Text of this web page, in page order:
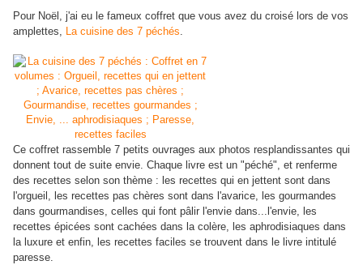
Pour Noël, j'ai eu le fameux coffret que vous avez du croisé lors de vos
amplettes, La cuisine des 7 péchés.
Ce coffret rassemble 7 petits ouvrages aux photos resplandissantes qui
donnent tout de suite envie. Chaque livre est un "péché", et renferme
des recettes selon son thème : les recettes qui en jettent sont dans
l'orgueil, les recettes pas chères sont dans l'avarice, les gourmandes
dans gourmandises, celles qui font pâlir l'envie dans...l'envie, les
recettes épicées sont cachées dans la colère, les aphrodisiaques dans
la luxure et enfin, les recettes faciles se trouvent dans le livre intitulé
paresse.